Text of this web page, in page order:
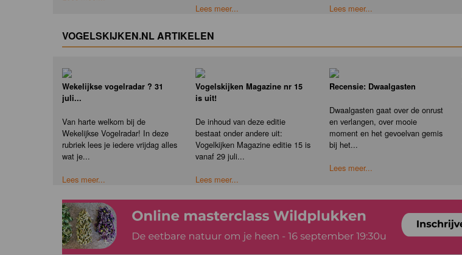
Lees meer...
Lees meer...
VOGELSKIJKEN.NL ARTIKELEN
Wekelijkse vogelradar ? 31
juli...
Van harte welkom bij de
Wekelijkse Vogelradar! In deze
rubriek lees je iedere vrijdag alles
wat je...
Lees meer...
Vogelskijken Magazine nr 15
is uit!
De inhoud van deze editie
bestaat onder andere uit:
Vogelkijken Magazine editie 15 is
vanaf 29 juli...
Lees meer...
Recensie: Dwaalgasten
Dwaalgasten gaat over de onrust
en verlangen, over mooie
moment en het gevoelvan gemis
bij het...
Lees meer...